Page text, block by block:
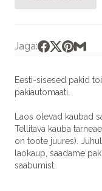
Jaga:
Eesti-sisesed pakid
pakiautomaati.
Laos olevad kaubad
Tellitava kauba
on toote juures).
laokaup, saadame
saabumist.